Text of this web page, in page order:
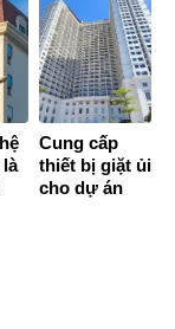
Cung cấp
thiết bị giặt ủi
cho dự án